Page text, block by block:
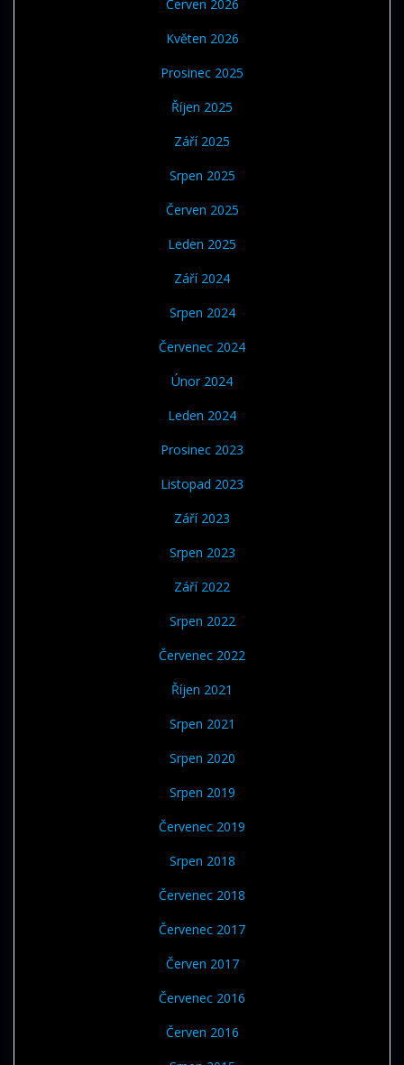
Červen 2026
Květen 2026
Prosinec 2025
Říjen 2025
Září 2025
Srpen 2025
Červen 2025
Leden 2025
Září 2024
Srpen 2024
Červenec 2024
Únor 2024
Leden 2024
Prosinec 2023
Listopad 2023
Září 2023
Srpen 2023
Září 2022
Srpen 2022
Červenec 2022
Říjen 2021
Srpen 2021
Srpen 2020
Srpen 2019
Červenec 2019
Srpen 2018
Červenec 2018
Červenec 2017
Červen 2017
Červenec 2016
Červen 2016